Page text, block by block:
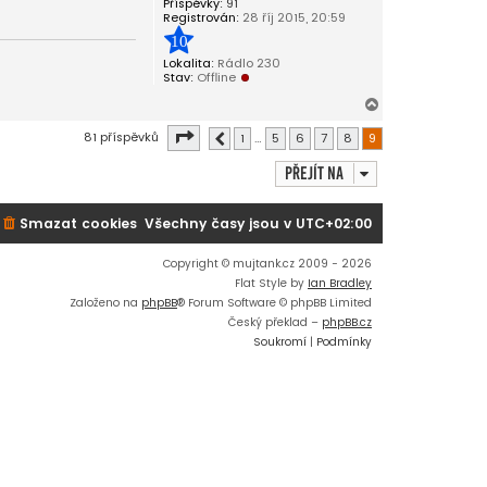
Registrován: 28 říj 2015, 20:59
10
Lokalita: Rádlo 230
Stav: Offline
a
u
81 příspěvků Stránka 9
Předchozí
1 … 5 6 7 8 9
Přejít na
Všechny časy jsou v UTC+02:00
Smazat cookies
Copyright © mujtank.cz 2009 - 2026
Flat Style by Ian Bradley
Založeno na phpBB® Forum Software © phpBB Limited
Český překlad – phpBB.cz
Soukromí | Podmínky